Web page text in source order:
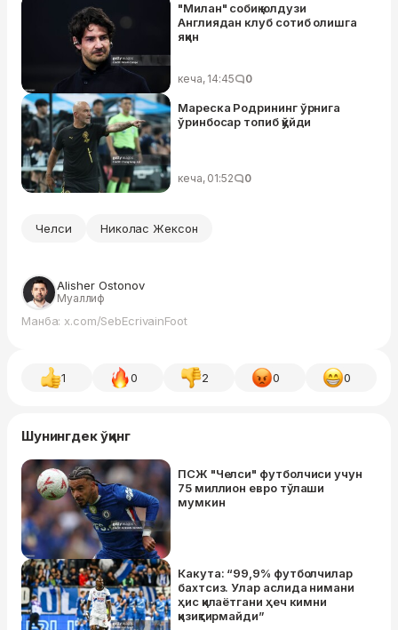
"Милан" собиқ юлдузи
Англиядан клуб сотиб олишга
яқин
кеча, 14:45 0
Мареска Родрининг ўрнига
ўринбосар топиб қўйди
кеча, 01:52 0
Челси Николас Жексон
Alisher Ostonov
Муаллиф
Манба: x.com/SebEcrivainFoot
1 0 2 0 0
Шунингдек ўқинг
ПСЖ "Челси" футболчиси учун
75 миллион евро тўлаши
мумкин
Какута: “99,9% футболчилар
бахтсиз. Улар аслида нимани
ҳис қилаётгани ҳеч кимни
қизиқтирмайди”